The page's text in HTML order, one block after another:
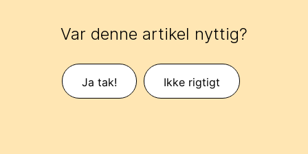
Var denne artikel nyttig?
Ja tak! Ikke rigtigt